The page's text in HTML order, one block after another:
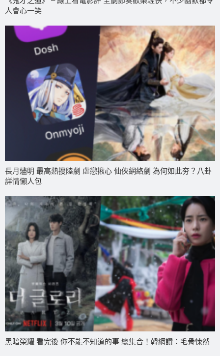
人會心一笑
長月燼明 最高熱搜陸劇 虐戀揪心 仙俠網絡劇 為何如此夯？八卦
詳情懶人包
黑暗榮耀 看完後 你不能不知道的事 總集合！韓網讚：毛骨悚然